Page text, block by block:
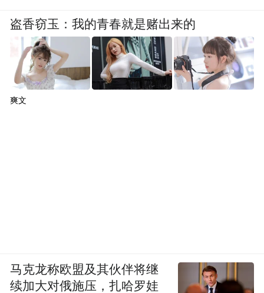
盗香窃玉：我的青春就是赌出来的
爽文
马克龙称欧盟及其伙伴将继
续加大对俄施压，扎哈罗娃